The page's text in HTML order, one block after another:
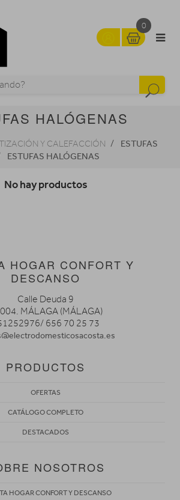
0
HALÓGENAS
Y CALEFACCIÓN
ESTUFAS
ESTUFAS HALÓGENAS
No hay productos
HOGAR CONFORT Y
DESCANSO
Calle Deuda 9
MÁLAGA (MÁLAGA)
656 70 25 73
PRODUCTOS
OFERTAS
CATÁLOGO COMPLETO
DESTACADOS
NOSOTROS
HOGAR CONFORT Y DESCANSO